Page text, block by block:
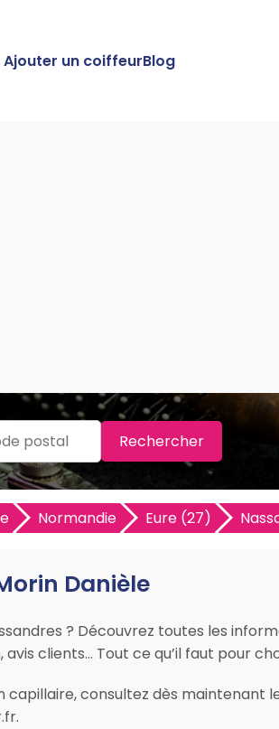
Ajouter un coiffeurBlog
Rechercher
Normandie Eure (27)
Danièle
? Découvrez toutes les
clients… Tout ce qu’il faut pour
capillaire, consultez dès maintenant